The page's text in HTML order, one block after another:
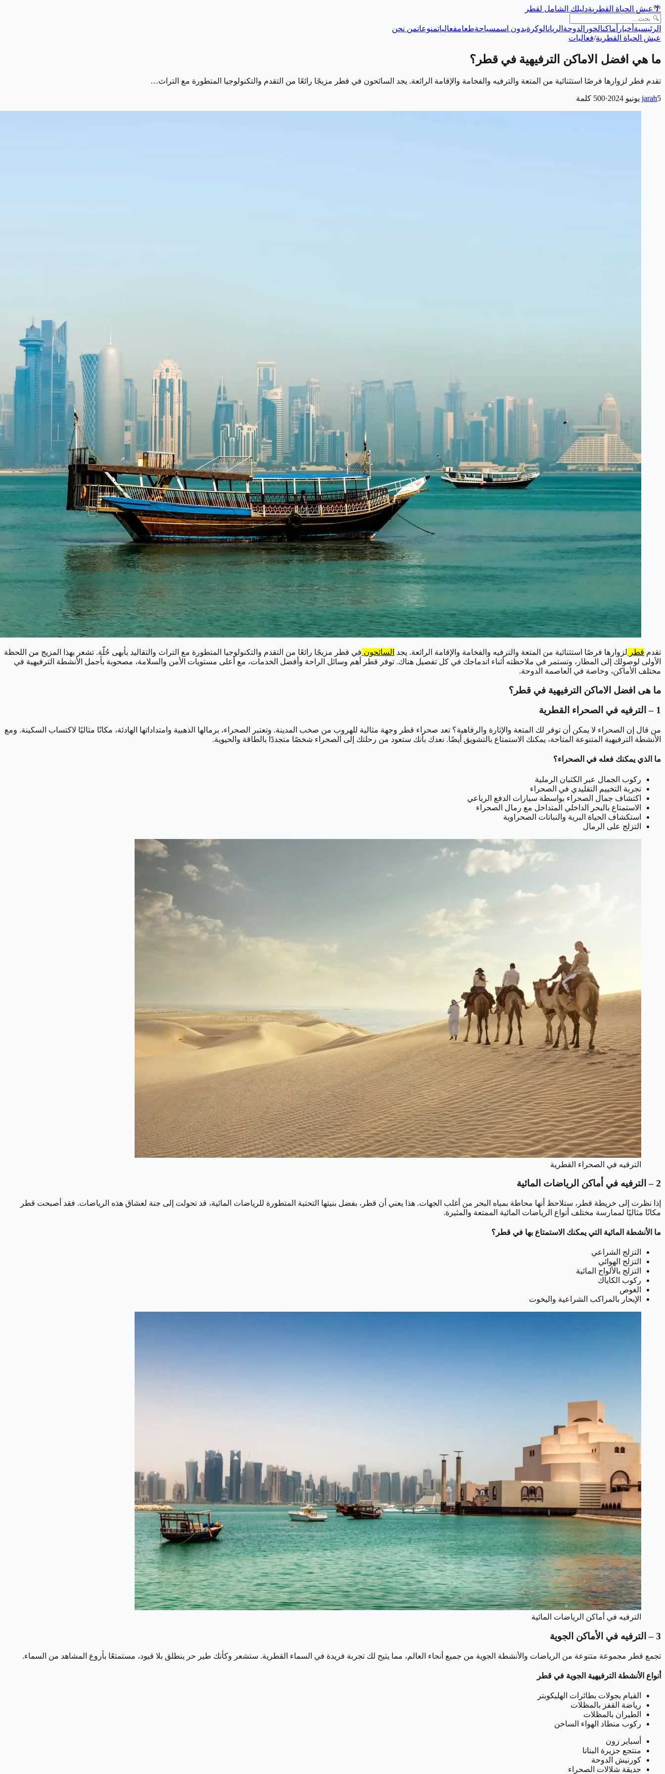
🌴عيش الحياة القطريةدليلك الشامل لقطر
الرئيسية أخبار أماكنالخور الدوحة الريانالوكرةبدون اسمسياحةطعامفعالياتمنوعاتمن نحن
عيش الحياة القطرية/فعاليات
ما هي افضل الاماكن الترفيهية في قطر؟
تقدم قطر لزوارها فرصًا استثنائية من المتعة والترفيه والفخامة والإقامة الرائعة. يجد السائحون في قطر مزيجًا رائعًا من التقدم والتكنولوجيا المتطورة مع التراث…
jarah5 يونيو 2024 ·
500 كلمة
تقدم قطر لزوارها فرصًا استثنائية من المتعة والترفيه والفخامة والإقامة الرائعة. يجد السائحون في قطر مزيجًا رائعًا من التقدم والتكنولوجيا المتطورة مع التراث والتقاليد بأبهى حُلّة. تشعر بهذا المزيج من اللحظة
الأولى لوصولك إلى المطار، وتستمر في ملاحظته أثناء اندماجك في كل تفصيل هناك. توفر قطر أهم وسائل الراحة وأفضل الخدمات، مع أعلى مستويات الأمن والسلامة، مصحوبة بأجمل الأنشطة الترفيهية في
مختلف الأماكن، وخاصة في العاصمة الدوحة.
ما هى افضل الاماكن الترفيهية في قطر؟
1 – الترفيه في الصحراء القطرية
من قال إن الصحراء لا يمكن أن توفر لك المتعة والإثارة والرفاهية؟ تعد صحراء قطر وجهة مثالية للهروب من صخب المدينة. وتعتبر الصحراء، برمالها الذهبية وامتداداتها الهادئة، مكانًا مثاليًا لاكتساب السكينة. ومع
الأنشطة الترفيهية المتنوعة المتاحة، يمكنك الاستمتاع بالتشويق أيضًا. نعدك بأنك ستعود من رحلتك إلى الصحراء شخصًا متجددًا بالطاقة والحيوية.
ما الذي يمكنك فعله في الصحراء؟
ركوب الجمال عبر الكثبان الرملية
تجربة التخييم التقليدي في الصحراء
اكتشاف جمال الصحراء بواسطة سيارات الدفع الرباعي
الاستمتاع بالبحر الداخلي المتداخل مع رمال الصحراء
استكشاف الحياة البرية والنباتات الصحراوية
التزلج على الرمال
الترفيه في الصحراء القطرية
2 – الترفيه في أماكن الرياضات المائية
إذا نظرت إلى خريطة قطر، ستلاحظ أنها محاطة بمياه البحر من أغلب الجهات. هذا يعني أن قطر، بفضل بنيتها التحتية المتطورة للرياضات المائية، قد تحولت إلى جنة لعشاق هذه الرياضات. فقد أصبحت قطر
مكانًا مثاليًا لممارسة مختلف أنواع الرياضات المائية الممتعة والمثيرة.
ما الأنشطة المائية التي يمكنك الاستمتاع بها في قطر؟
التزلج الشراعي
التزلج الهوائي
التزلج بالألواح المائية
ركوب الكاياك
الغوص
الإبحار بالمراكب الشراعية واليخوت
الترفيه في أماكن الرياضات المائية
3 – الترفيه في الأماكن الجوية
تجمع قطر مجموعة متنوعة من الرياضات والأنشطة الجوية من جميع أنحاء العالم، مما يتيح لك تجربة فريدة في السماء القطرية. ستشعر وكأنك طير حر ينطلق بلا قيود، مستمتعًا بأروع المشاهد من السماء.
أنواع الأنشطة الترفيهية الجوية في قطر
القيام بجولات بطائرات الهليكوبتر
رياضة القفز بالمظلات
الطيران بالمظلات
ركوب منطاد الهواء الساخن
أسباير زون
منتجع جزيرة البنانا
كورنيش الدوحة
حديقة شلالات الصحراء